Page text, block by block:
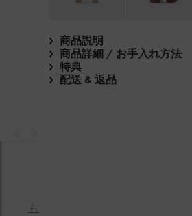
商品説明
商品詳細 / お手入れ方法
特典
配送 & 返品
もっと見る